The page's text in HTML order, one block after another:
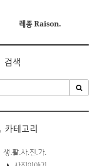
레종 Raison.
검색
카테고리
생.활.사.진.가.